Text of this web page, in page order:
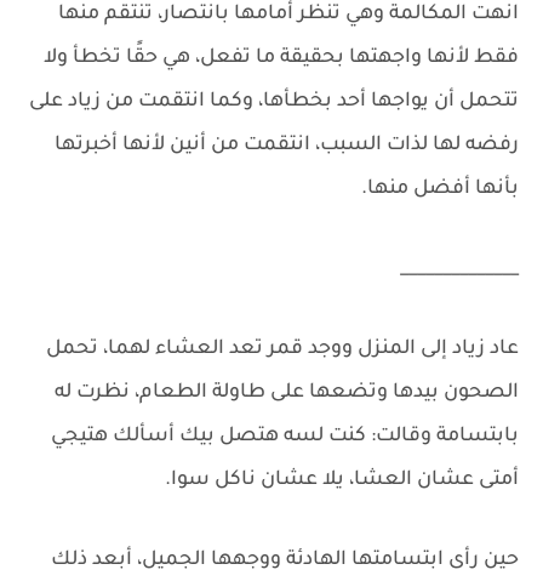
انهت المكالمة وهي تنظر أمامها بانتصار، تنتقم منها
فقط لأنها واجهتها بحقيقة ما تفعل، هي حقًا تخطأ ولا
تتحمل أن يواجها أحد بخطأها، وكما انتقمت من زياد على
رفضه لها لذات السبب، انتقمت من أنين لأنها أخبرتها
بأنها أفضل منها.
______________
عاد زياد إلى المنزل ووجد قمر تعد العشاء لهما، تحمل
الصحون بيدها وتضعها على طاولة الطعام، نظرت له
بابتسامة وقالت: كنت لسه هتصل بيك أسألك هتيجي
أمتى عشان العشا، يلا عشان ناكل سوا.
حين رأى ابتسامتها الهادئة ووجهها الجميل، أبعد ذلك